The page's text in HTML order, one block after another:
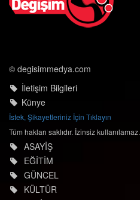
© degisimmedya.com
İletişim Bilgileri
Künye
İstek, Şikayetleriniz İçin Tıklayın
Tüm hakları saklıdır. İzinsiz kullanılamaz.
ASAYİŞ
EĞİTİM
GÜNCEL
KÜLTÜR